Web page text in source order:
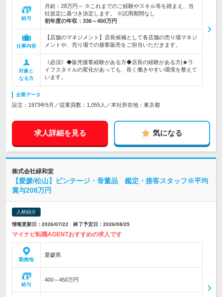
給与
月給：28万円～ ※これまでのご経験やスキル等を踏まえ、当
社規定に基づき決定します。 ※試用期間なし
初年度の年収： 336～450万円
仕事内容
【店舗のマネジメント】店長候補として各店舗の売り場マネジ
メントや、売り場での接客販売をご担当いただきます。
対象と
なる方
《必須》◆販売接客経験がある方◆店長の経験がある方|★ラ
イフスタイルの変化があっても、長く働きやすい環境を整えて
います。
企業データ
設立：1973年5月／従業員数：1,055人／本社所在地：東京都
求人詳細を見る 気になる
株式会社緑和堂
【愛媛/松山】ビンテージ・骨董品 鑑定・接客スタッフ※平均
賞与208万円
人材紹介
情報更新日：2026/07/22 終了予定日：2026/08/25
マイナビ転職AGENTおすすめの求人です
勤務地
愛媛県
給与
400～450万円